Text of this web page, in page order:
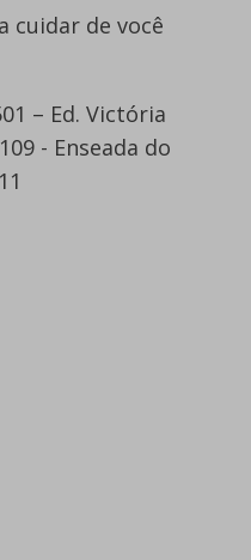
cuidar de você
– Ed. Victória
- Enseada do